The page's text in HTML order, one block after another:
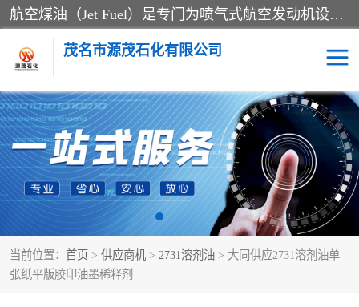
航空煤油（Jet Fuel）是专门为喷气式航空发动机设计的高纯度燃料，主要分为Jet A、Jet A-1和Jet B等类型。其特点是闪点高、低温流动性好，并添加了抗静电剂和抗氧化剂以确保飞行安全。航空煤油需
茂名市源茂石化有限公司
当前位置： 首页 > 供应商机 > 2731溶剂油 > 大同供应2731溶剂油单
张纸平版胶印油墨稀释剂
RP3航空煤油 D20+D30溶剂油
D40+D60溶剂油 D80+D100溶剂油
6号+120号溶剂油 260号溶剂油
异构烷烃 天然乳胶